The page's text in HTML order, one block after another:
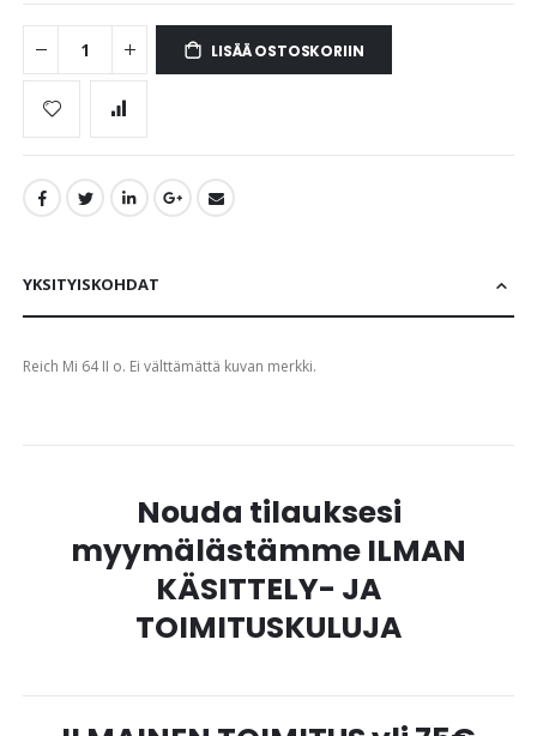
gallery
LISÄÄ OSTOSKORIIN
YKSITYISKOHDAT
Reich Mi 64 II o. Ei välttämättä kuvan merkki.
Nouda tilauksesi
myymälästämme ILMAN
KÄSITTELY- JA
TOIMITUSKULUJA